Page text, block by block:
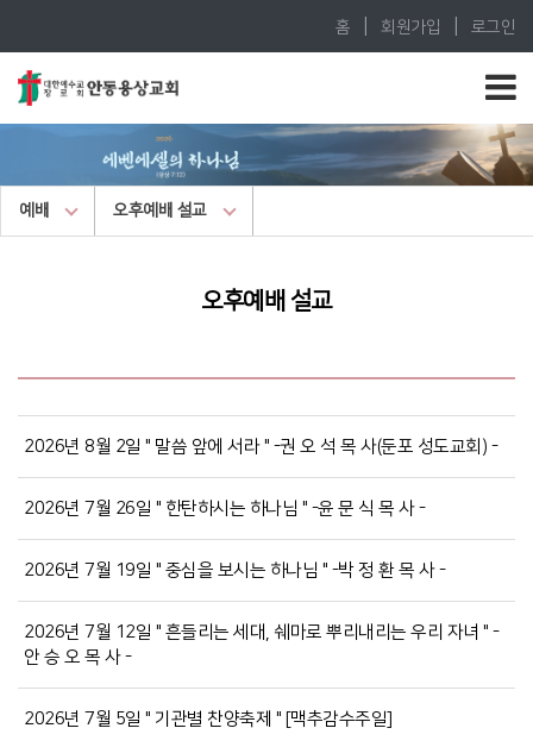
홈 회원가입 로그인
예배 오후예배 설교
오후예배 설교
2026년 8월 2일 " 말씀 앞에 서라 " -권 오 석 목 사(둔포 성도교회) -
2026년 7월 26일 " 한탄하시는 하나님 " -윤 문 식 목 사 -
2026년 7월 19일 " 중심을 보시는 하나님 " -박 정 환 목 사 -
2026년 7월 12일 " 흔들리는 세대, 쉐마로 뿌리내리는 우리 자녀 " -
안 승 오 목 사 -
2026년 7월 5일 " 기관별 찬양축제 " [맥추감수주일]